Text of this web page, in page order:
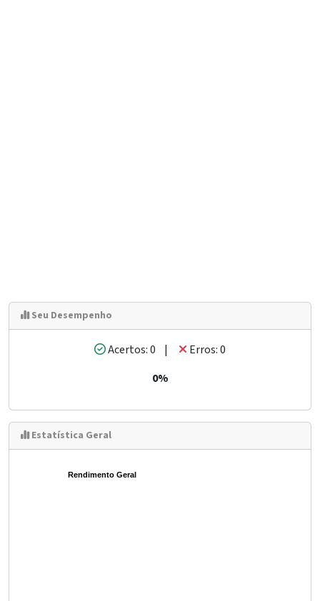
Seu Desempenho
Acertos: 0 |
Erros: 0
0%
Estatística Geral
Rendimento Geral